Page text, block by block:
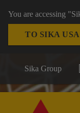
You are accessing
TO SIKA USA
Sika Group